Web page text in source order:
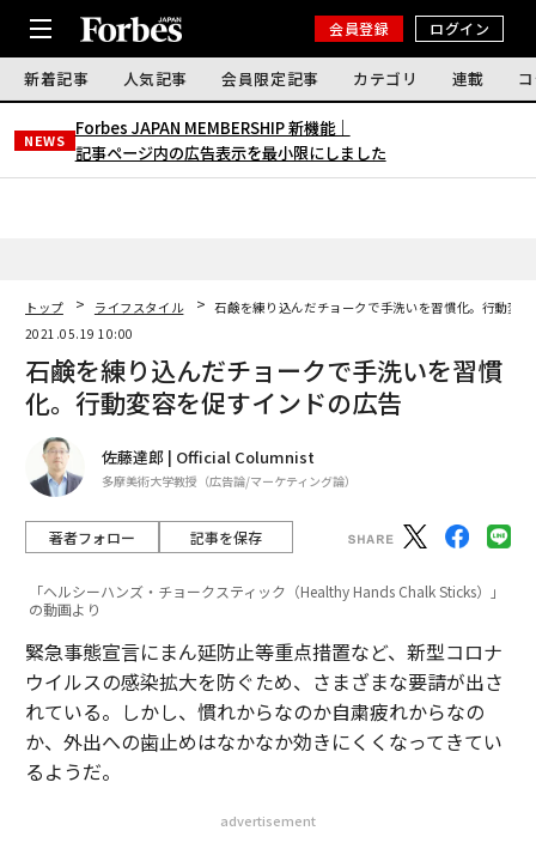
会員登録 ログイン
新着記事 人気記事 会員限定記事 カテゴリ 連載
NEWS
Forbes JAPAN MEMBERSHIP 新機能｜
記事ページ内の広告表示を最小限にしました
トップ ライフスタイル
石鹸を練り込んだチョークで手洗いを習慣化。行動変
2021.05.19 10:00
石鹸を練り込んだチョークで手洗いを習慣
化。行動変容を促すインドの広告
佐藤達郎 | Official Columnist
多摩美術大学教授（広告論/マーケティング論）
著者フォロー 記事を保存
「ヘルシーハンズ・チョークスティック（Healthy Hands Chalk Sticks）」
の動画より
緊急事態宣言にまん延防止等重点措置など、新型コロナ
ウイルスの感染拡大を防ぐため、さまざまな要請が出さ
れている。しかし、慣れからなのか自粛疲れからなの
か、外出への歯止めはなかなか効きにくくなってきてい
るようだ。
advertisement